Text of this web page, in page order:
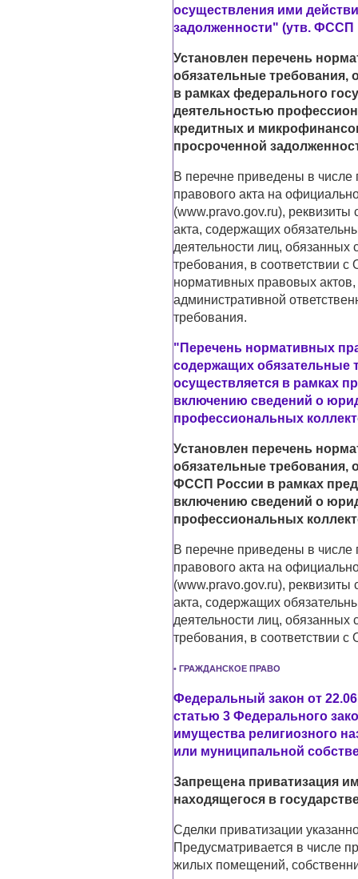
осуществления ими
задолженности" (утв. ФССП
Установлен перечень
обязательные требования,
в рамках федерального
деятельностью
кредитных и
просроченной
В перечне приведены в числе
правового акта на
(www.pravo.gov.ru), реквизиты
акта, содержащих
деятельности лиц,
требования, в соответствии
нормативных правовых
административной
требования.
"Перечень нормативных
содержащих обязательные
осуществляется в рамках
включению сведений о
профессиональных
Установлен перечень
обязательные требования,
ФССП России в рамках
включению сведений о
профессиональных
В перечне приведены в числе
правового акта на
(www.pravo.gov.ru), реквизиты
акта, содержащих
деятельности лиц,
требования, в соответствии
• ГРАЖДАНСКОЕ ПРАВО
Федеральный закон от
статью 3 Федерального
имущества религиозного
или муниципальной
Запрещена приватизация
находящегося в
Сделки приватизации
Предусматривается в числе
жилых помещений,